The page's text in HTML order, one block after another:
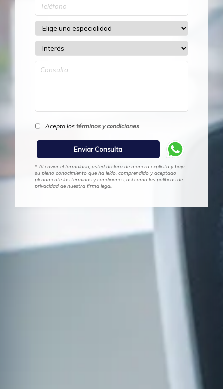
Acepto los términos y condiciones
* Al enviar el formulario, usted declara de manera explícita y bajo
su pleno conocimiento que ha leído, comprendido y aceptado
plenamente los términos y condiciones, así como las políticas de
privacidad de nuestra firma legal.